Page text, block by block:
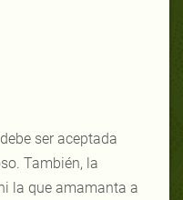
ser aceptada
También, la
la que amamanta a